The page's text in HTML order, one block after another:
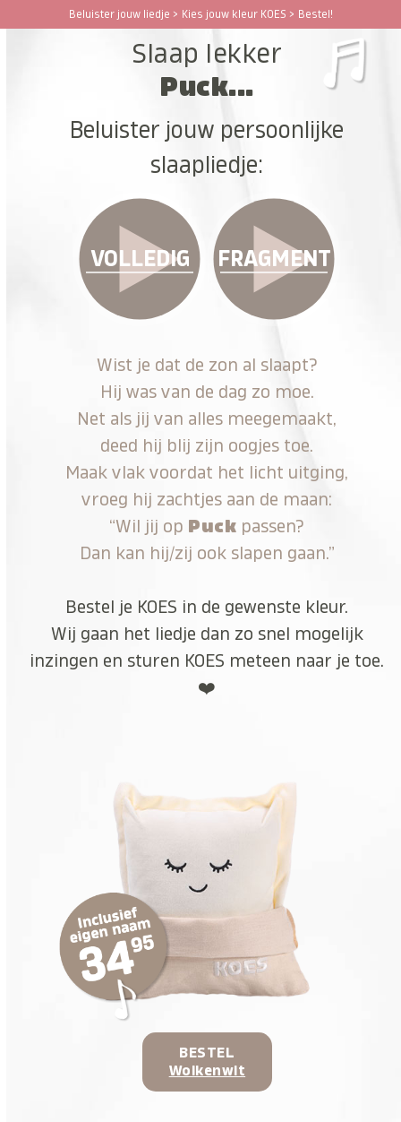
Beluister jouw liedje > Kies jouw kleur KOES > Bestel!
Open
Close
Slaap lekker
Puck...
Beluister jouw persoonlijke
slaapliedje:
VOLLEDIG FRAGMENT
Wist je dat de zon al slaapt?
Hij was van de dag zo moe.
Net als jij van alles meegemaakt,
deed hij blij zijn oogjes toe.
Maak vlak voordat het licht uitging,
vroeg hij zachtjes aan de maan:
“Wil jij op Puck passen?
Dan kan hij/zij ook slapen gaan.”
Bestel je KOES in de gewenste kleur.
Wij gaan het liedje dan zo snel mogelijk
inzingen en sturen KOES meteen naar je toe.
❤️
BESTEL
Wolkenwit